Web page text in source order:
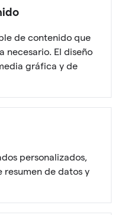
de contenido que
necesario. El diseño
gráfica y de
personalizados,
resumen de datos y